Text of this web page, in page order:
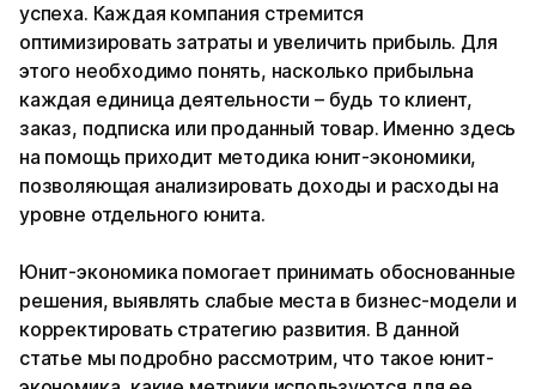
успеха. Каждая компания стремится
оптимизировать затраты и увеличить прибыль. Для
этого необходимо понять, насколько прибыльна
каждая единица деятельности – будь то клиент,
заказ, подписка или проданный товар. Именно здесь
на помощь приходит методика юнит-экономики,
позволяющая анализировать доходы и расходы на
уровне отдельного юнита.
Юнит-экономика помогает принимать обоснованные
решения, выявлять слабые места в бизнес-модели и
корректировать стратегию развития. В данной
статье мы подробно рассмотрим, что такое юнит-